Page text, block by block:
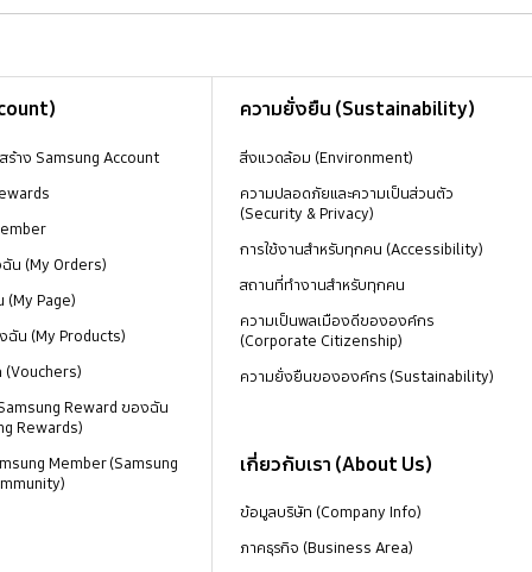
ร้าง Samsung Account
น (My Orders)
Page)
น (My Products)
Reward ของฉัน
Rewards)
Member (Samsung
ความยั่งยืน (Sustainability)
สิ่งแวดล้อม (Environment)
ความปลอดภัยและความเป็นส่วนตัว
(Security & Privacy)
การใช้งานสำหรับทุกคน (Accessibility)
สถานที่ทำงานสำหรับทุกคน
ความเป็นพลเมืองดีขององค์กร
(Corporate Citizenship)
ความยั่งยืนขององค์กร (Sustainability)
เกี่ยวกับเรา (About Us)
ข้อมูลบริษัท (Company Info)
ภาคธุรกิจ (Business Area)